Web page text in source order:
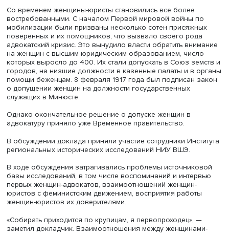
Екатерина Флейшиц, фото: liveinternet.ru
6 ноября 1909 года Флейшиц как адвокат выступила в
по делу о краже бильярдных шаров. В зале собралось
публики, прокурор потребовал не допускать женщину к
защите подсудимых, суд ему отказал, после чего
Реакция на появление первой женщины-адвоката
от восхищения и приветствия до неприятия. В
прессе насмешки над неудачей защитницы сочетались
до Сената, который подтвердил: женщины не имеют
участвовать в делах как адвокаты. Особенное упорство
проявил Казанский совет присяжных поверенных,
после отмены первого решения о приеме женщины в
адвокатуру повторил его в отношении еще двух дам с
юридическим образованием, за что его руководителей
лишили доступа к делам на полгода и год